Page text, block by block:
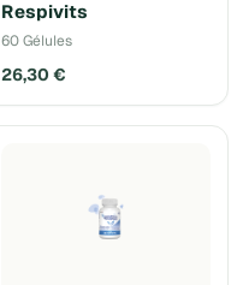
Respivits
60 Gélules
26,30 €